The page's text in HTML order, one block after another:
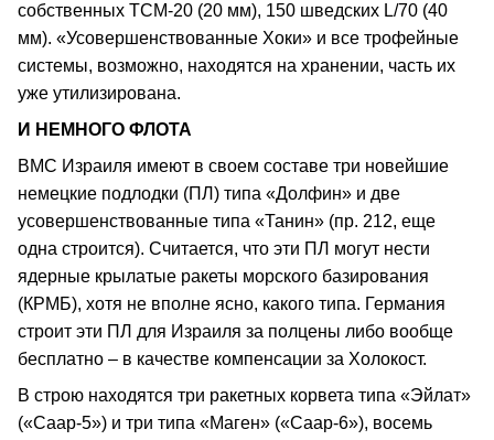
собственных ТСМ-20 (20 мм), 150 шведских L/70 (40
мм). «Усовершенствованные Хоки» и все трофейные
системы, возможно, находятся на хранении, часть их
уже утилизирована.
И НЕМНОГО ФЛОТА
ВМС Израиля имеют в своем составе три новейшие
немецкие подлодки (ПЛ) типа «Долфин» и две
усовершенствованные типа «Танин» (пр. 212, еще
одна строится). Считается, что эти ПЛ могут нести
ядерные крылатые ракеты морского базирования
(КРМБ), хотя не вполне ясно, какого типа. Германия
строит эти ПЛ для Израиля за полцены либо вообще
бесплатно – в качестве компенсации за Холокост.
В строю находятся три ракетных корвета типа «Эйлат»
(«Саар-5») и три типа «Маген» («Саар-6»), восемь